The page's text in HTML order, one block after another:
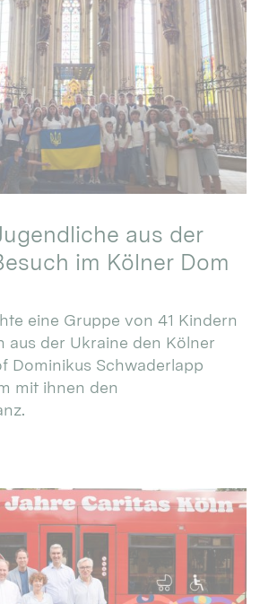
aus der
im Kölner Dom
eine Gruppe von 41 Kindern
aus der Ukraine den Kölner
Dominikus Schwaderlapp
mit ihnen den